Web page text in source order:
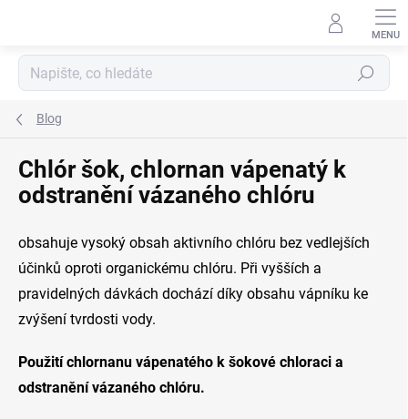
Hledat
Blog
Chlór šok, chlornan vápenatý k
odstranění vázaného chlóru
obsahuje vysoký obsah aktivního chlóru bez vedlejších
účinků oproti organickému chlóru. Při vyšších a
pravidelných dávkách dochází díky obsahu vápníku ke
zvýšení tvrdosti vody.
Použití chlornanu vápenatého k šokové chloraci a
odstranění vázaného chlóru.